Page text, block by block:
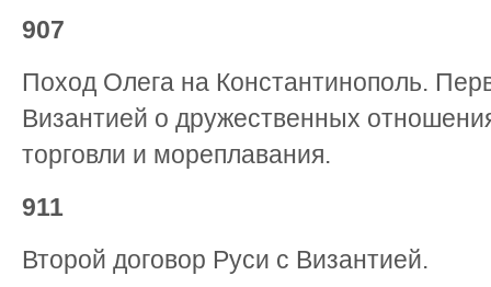
907
Поход Олега на Константинополь.
Византией о дружественных
торговли и мореплавания.
911
Второй договор Руси с Византией.